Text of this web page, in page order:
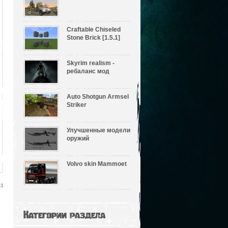
Craftable Chiseled
Stone Brick [1.5.1]
Skyrim realism -
ребаланс мод
Auto Shotgun Armsel
Striker
Улучшенные модели
оружий
Volvo skin Mammoet
Категории раздела